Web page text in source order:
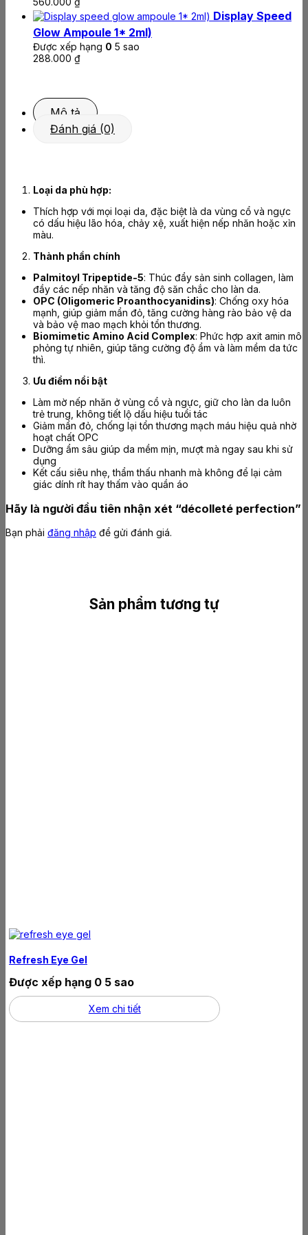
Display Speed
Glow Ampoule 1* 2ml)
Được xếp hạng 0 5 sao
288.000 ₫
Mô tả
Đánh giá (0)
Loại da phù hợp:
Thích hợp với mọi loại da, đặc biệt là da vùng cổ và ngực
có dấu hiệu lão hóa, chảy xệ, xuất hiện nếp nhăn hoặc xỉn
màu.
Thành phần chính
Palmitoyl Tripeptide-5: Thúc đẩy sản sinh collagen, làm
đầy các nếp nhăn và tăng độ săn chắc cho làn da.
OPC (Oligomeric Proanthocyanidins): Chống oxy hóa
mạnh, giúp giảm mẩn đỏ, tăng cường hàng rào bảo vệ da
và bảo vệ mao mạch khỏi tổn thương.
Biomimetic Amino Acid Complex: Phức hợp axit amin mô
phỏng tự nhiên, giúp tăng cường độ ẩm và làm mềm da tức
thì.
Ưu điểm nổi bật
Làm mờ nếp nhăn ở vùng cổ và ngực, giữ cho làn da luôn
trẻ trung, không tiết lộ dấu hiệu tuổi tác
Giảm mẩn đỏ, chống lại tổn thương mạch máu hiệu quả nhờ
hoạt chất OPC
Dưỡng ẩm sâu giúp da mềm mịn, mượt mà ngay sau khi sử
dụng
Kết cấu siêu nhẹ, thẩm thấu nhanh mà không để lại cảm
giác dính rít hay thấm vào quần áo
Hãy là người đầu tiên nhận xét “décolleté perfection”
Bạn phải đăng nhập để gửi đánh giá.
Sản phẩm tương tự
Refresh Eye Gel
Được xếp hạng 0 5 sao
Xem chi tiết